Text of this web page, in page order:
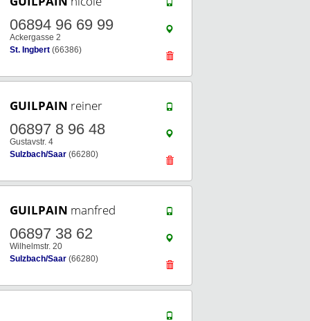
06894 96 69 99
Ackergasse 2
St. Ingbert (66386)
GUILPAIN reiner
06897 8 96 48
Gustavstr. 4
Sulzbach/Saar (66280)
GUILPAIN manfred
06897 38 62
Wilhelmstr. 20
Sulzbach/Saar (66280)